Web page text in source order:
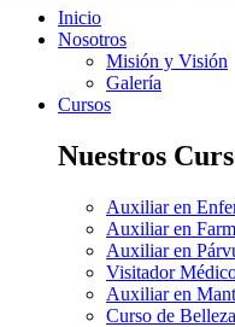
Inicio
Nosotros
Misión y Visión
Galería
Cursos
Nuestros
Auxiliar en
Auxiliar en
Auxiliar en
Visitador
Auxiliar en
Curso de Belleza